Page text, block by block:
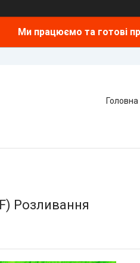
Ми працюємо та готові
Головна
Розливання